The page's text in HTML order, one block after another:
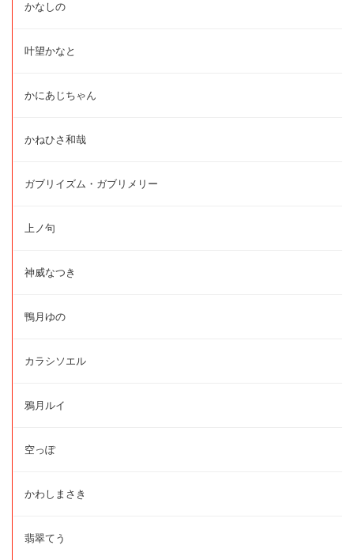
かなしの
叶望かなと
かにあじちゃん
かねひさ和哉
ガブリイズム・ガブリメリー
上ノ句
神威なつき
鴨月ゆの
カラシソエル
鴉月ルイ
空っぽ
かわしまさき
翡翠てう